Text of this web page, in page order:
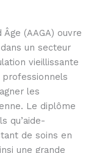
(AAGA) ouvre
un secteur
vieillissante
professionnels
les
Le diplôme
qu’aide-
de soins en
une grande